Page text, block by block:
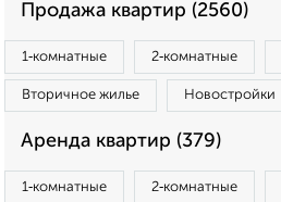
Продажа квартир (2560)
1‑комнатные 2‑комнатные
Вторичное жилье Новостройки
Аренда квартир (379)
1‑комнатные 2‑комнатные